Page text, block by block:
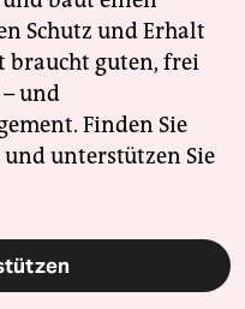
Schutz und Erhalt
braucht guten, frei
und
Finden Sie
und unterstützen Sie